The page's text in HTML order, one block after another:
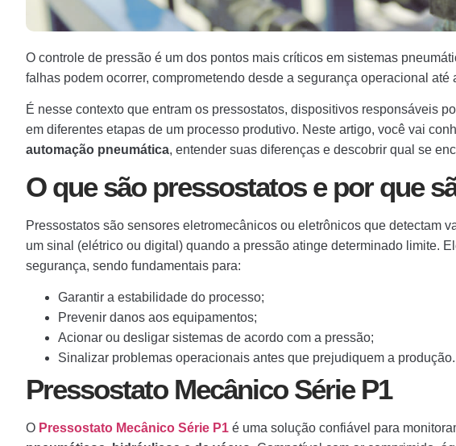
O controle de pressão é um dos pontos mais críticos em sistemas
falhas podem ocorrer, comprometendo desde a segurança operacional até
É nesse contexto que entram os pressostatos, dispositivos responsáveis
em diferentes etapas de um processo produtivo. Neste artigo, você vai
automação pneumática, entender suas diferenças e descobrir qual se
O que são pressostatos e por que
Pressostatos são sensores eletromecânicos ou eletrônicos que detectam
um sinal (elétrico ou digital) quando a pressão atinge determinado limite.
segurança, sendo fundamentais para:
Garantir a estabilidade do processo;
Prevenir danos aos equipamentos;
Acionar ou desligar sistemas de acordo com a pressão;
Sinalizar problemas operacionais antes que prejudiquem a produção.
Pressostato Mecânico Série P1
O Pressostato Mecânico Série P1 é uma solução confiável para